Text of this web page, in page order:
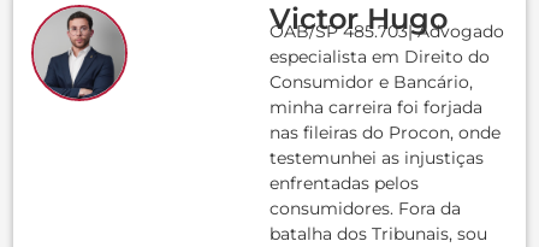
Victor Hugo
OAB/SP 485.703| Advogado
especialista em Direito do
Consumidor e Bancário,
minha carreira foi forjada
nas fileiras do Procon, onde
testemunhei as injustiças
enfrentadas pelos
consumidores. Fora da
batalha dos Tribunais, sou